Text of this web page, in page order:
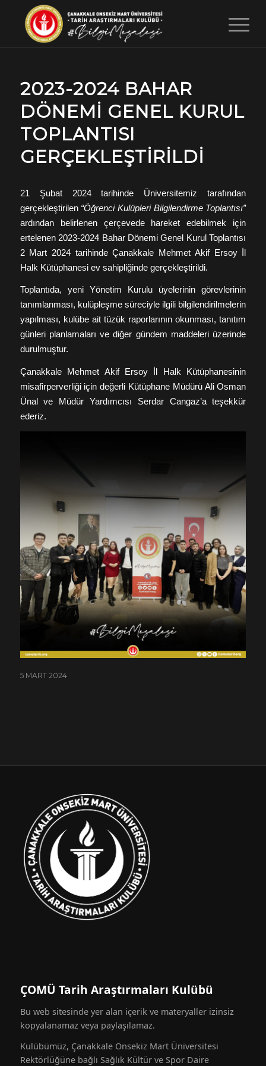
2023-2024 BAHAR
DÖNEMI GENEL KURUL
TOPLANTISI
GERÇEKLEŞTIRILDI
21 Şubat 2024 tarihinde Üniversitemiz tarafından
gerçekleştirilen “Öğrenci Kulüpleri Bilgilendirme Toplantısı”
ardından belirlenen çerçevede hareket edebilmek için
ertelenen 2023-2024 Bahar Dönemi Genel Kurul Toplantısı
2 Mart 2024 tarihinde Çanakkale Mehmet Akif Ersoy İl
Halk Kütüphanesi ev sahipliğinde gerçekleştirildi.
Toplantıda, yeni Yönetim Kurulu üyelerinin görevlerinin
tanımlanması, kulüpleşme süreciyle ilgili bilgilendirilmelerin
yapılması, kulübe ait tüzük raporlarının okunması, tanıtım
günleri planlamaları ve diğer gündem maddeleri üzerinde
durulmuştur.
Çanakkale Mehmet Akif Ersoy İl Halk Kütüphanesinin
misafirperverliği için değerli Kütüphane Müdürü Ali Osman
Ünal ve Müdür Yardımcısı Serdar Cangaz’a teşekkür
ederiz.
5 MART 2024
ÇOMÜ Tarih Araştırmaları Kulübü
Bu web sitesinde yer alan içerik ve materyaller izinsiz
kopyalanamaz veya paylaşılamaz.
Kulübümüz, Çanakkale Onsekiz Mart Üniversitesi
Rektörlüğüne bağlı Sağlık Kültür ve Spor Daire